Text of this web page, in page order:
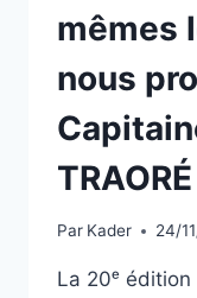
mêmes
nous
TRAORÉ
Par Kader 24/
La 20ᵉ